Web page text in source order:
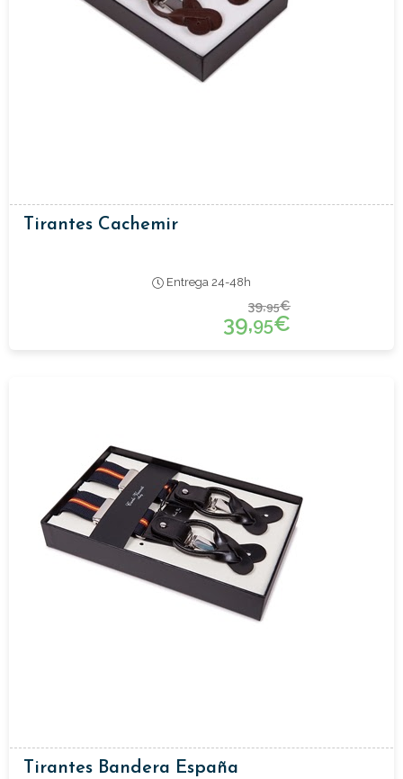
Tirantes Cachemir
Entrega 24-48h
39,95€
39,95€
Tirantes Bandera España